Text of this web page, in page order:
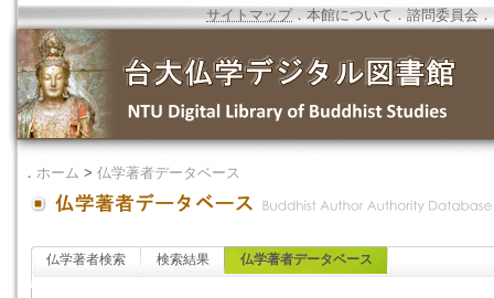
サイトマップ．本館について ．諮問委員会 ．
． ホーム > 仏学著者データベース
仏学著者検索 検索結果 仏学著者データベース